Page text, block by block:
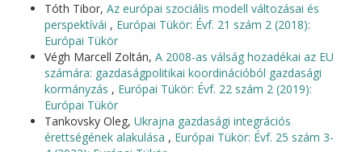
Tóth Tibor, Az európai szociális modell változásai és
perspektívái , Európai Tükör: Évf. 21 szám 2 (2018):
Európai Tükör
Végh Marcell Zoltán, A 2008-as válság hozadékai az EU
számára: gazdaságpolitikai koordinációból gazdasági
kormányzás , Európai Tükör: Évf. 22 szám 2 (2019):
Európai Tükör
Tankovsky Oleg, Ukrajna gazdasági integrációs
érettségének alakulása , Európai Tükör: Évf. 25 szám 3-